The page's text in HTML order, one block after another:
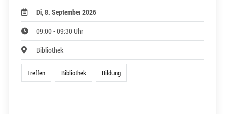
Di, 8. September 2026
09:00 - 09:30 Uhr
Bibliothek
Treffen Bibliothek Bildung